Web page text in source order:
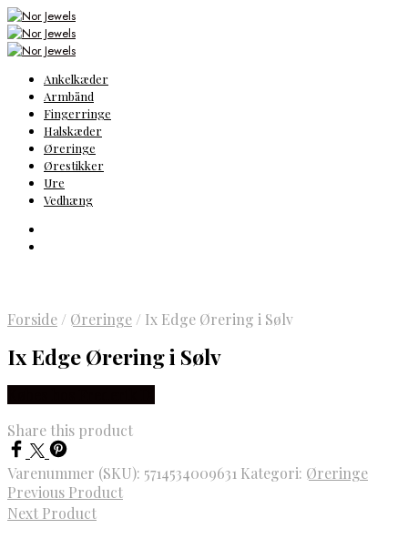
Ankelkæder
Armbånd
Fingerringe
Halskæder
Øreringe
Ørestikker
Ure
Vedhæng
Forside / Øreringe / Ix Edge Ørering i Sølv
Ix Edge Ørering i Sølv
Share this product
Varenummer (SKU): 5714534009631 Kategori: Øreringe
Previous Product
Next Product